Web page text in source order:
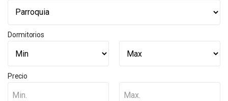
Dormitorios
Precio
Min. Max.